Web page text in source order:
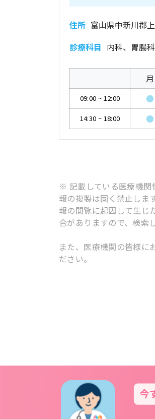
住所 富山県中新川郡
診療科目 内科、胃腸科
月
09:00 ~ 12:00 ●
14:30 ~ 18:00 ●
※ 記載している医療機関
報の複製は固く禁止しま
報の閲覧に起因して生じ
合がありますので、検索
また、医療機関の皆様に
ださい。